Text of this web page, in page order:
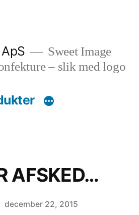
Sweet Image
– slik med logo
AFSKED…
december 22, 2015